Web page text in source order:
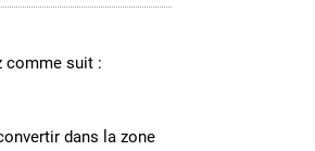
comme suit :
dans la zone